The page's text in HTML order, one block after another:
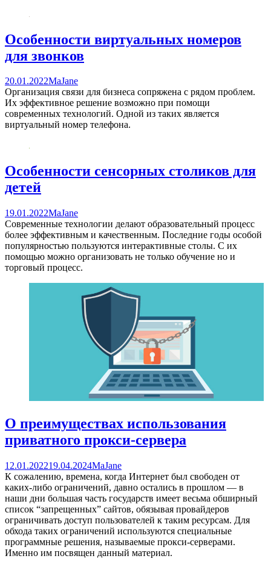
Особенности виртуальных номеров
для звонков
20.01.2022MaJane
Организация связи для бизнеса сопряжена с рядом проблем.
Их эффективное решение возможно при помощи
современных технологий. Одной из таких является
виртуальный номер телефона.
Особенности сенсорных столиков для
детей
19.01.2022MaJane
Современные технологии делают образовательный процесс
более эффективным и качественным. Последние годы особой
популярностью пользуются интерактивные столы. С их
помощью можно организовать не только обучение но и
торговый процесс.
О преимуществах использования
приватного прокси-сервера
12.01.202219.04.2024MaJane
К сожалению, времена, когда Интернет был свободен от
каких-либо ограничений, давно остались в прошлом — в
наши дни большая часть государств имеет весьма обширный
список “запрещенных” сайтов, обязывая провайдеров
ограничивать доступ пользователей к таким ресурсам. Для
обхода таких ограничений используются специальные
программные решения, называемые прокси-серверами.
Именно им посвящен данный материал.